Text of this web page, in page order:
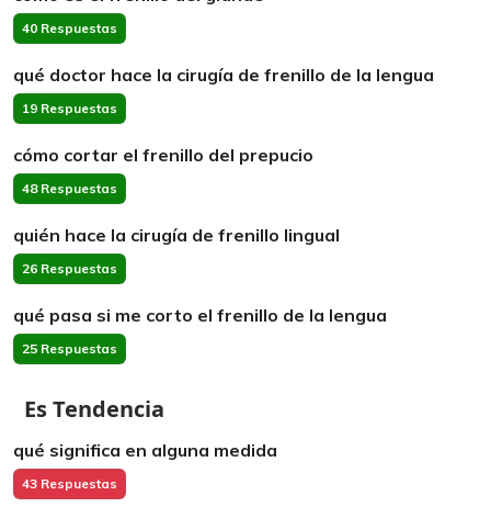
40 Respuestas
qué doctor hace la cirugía de frenillo de la lengua
19 Respuestas
cómo cortar el frenillo del prepucio
48 Respuestas
quién hace la cirugía de frenillo lingual
26 Respuestas
qué pasa si me corto el frenillo de la lengua
25 Respuestas
Es Tendencia
qué significa en alguna medida
43 Respuestas